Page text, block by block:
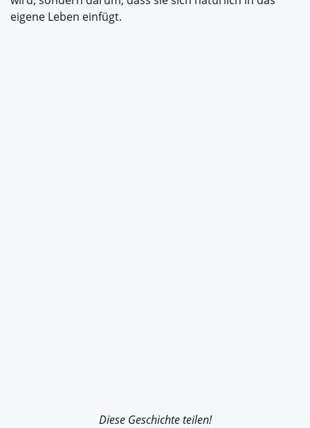
eigene Leben einfügt.
Diese Geschichte teilen!